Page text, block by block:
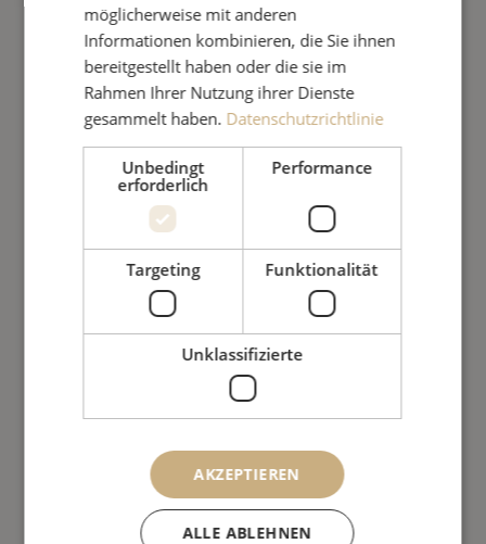
möglicherweise mit anderen
Informationen kombinieren, die Sie ihnen
bereitgestellt haben oder die sie im
Rahmen Ihrer Nutzung ihrer Dienste
gesammelt haben. Datenschutzrichtlinie
Unbedingt
erforderlich
Performance
Targeting Funktionalität
Unklassifizierte
AKZEPTIEREN
ALLE ABLEHNEN